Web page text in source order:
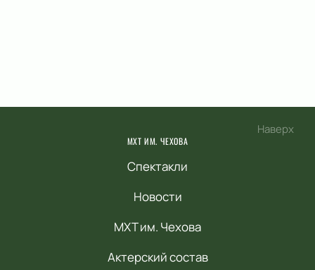
Наверх
МХТ ИМ. ЧЕХОВА
Спектакли
Новости
МХТ им. Чехова
Актерский состав